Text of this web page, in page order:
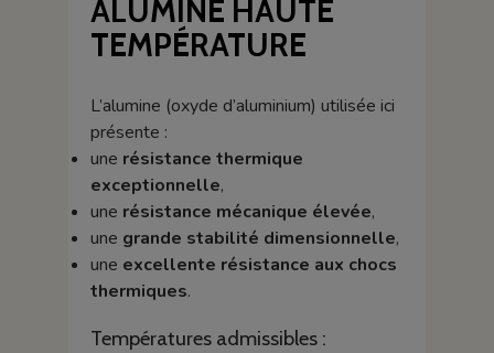
ALUMINE HAUTE
TEMPÉRATURE
L’alumine (oxyde d’aluminium) utilisée ici
présente :
une résistance thermique
exceptionnelle,
une résistance mécanique élevée,
une grande stabilité dimensionnelle,
une excellente résistance aux chocs
thermiques.
Températures admissibles :